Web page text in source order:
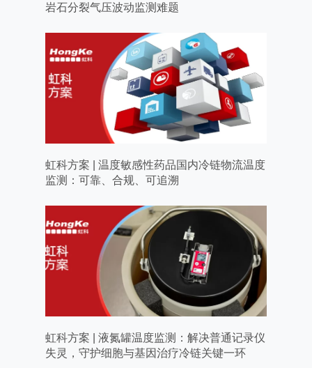
岩石分裂气压波动监测难题
虹科方案 | 温度敏感性药品国内冷链物流温度
监测：可靠、合规、可追溯
虹科方案 | 液氮罐温度监测：解决普通记录仪
失灵，守护细胞与基因治疗冷链关键一环